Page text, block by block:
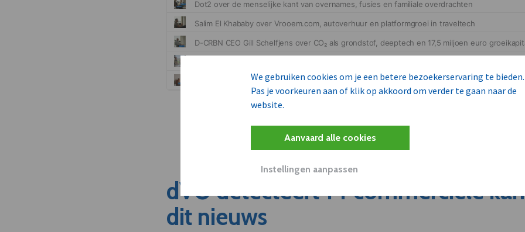
We gebruiken cookies om je een betere bezoekerservaring te bieden.
Pas je voorkeuren aan of klik op akkoord om verder te gaan naar de
website.
Aanvaard alle cookies
Instellingen aanpassen
dVO detecteert 14 commerciële
dit nieuws